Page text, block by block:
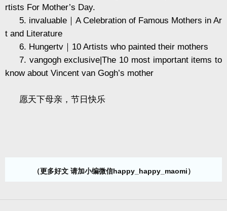
rtists For Mother’s Day.
5. invaluable ｜ A Celebration of Famous Mothers in Ar
t and Literature
6. Hungertv ｜ 10 Artists who painted their mothers
7. vangogh exclusive|The 10 most important items to
know about Vincent van Gogh’s mother
愿天下母亲，节日快乐
（更多好文 请加小编微信happy_happy_maomi）